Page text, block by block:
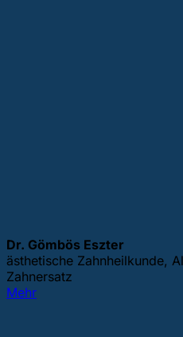
Dr. Gömbös Eszter
ästhetische Zahnheilkunde,
Zahnersatz
Mehr